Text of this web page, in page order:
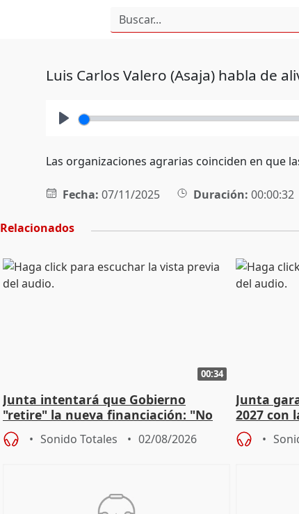
Luis Carlos Valero (Asaja) habla de
Las organizaciones agrarias coinciden en que
Fecha: 07/11/2025 Duración: 00:00:32
Relacionados
00:34
Junta intentará que Gobierno
"retire" la nueva financiación: "No
puede ser saqueo a las arcas"
Sonido Totales 02/08/2026
Junta
2027 con